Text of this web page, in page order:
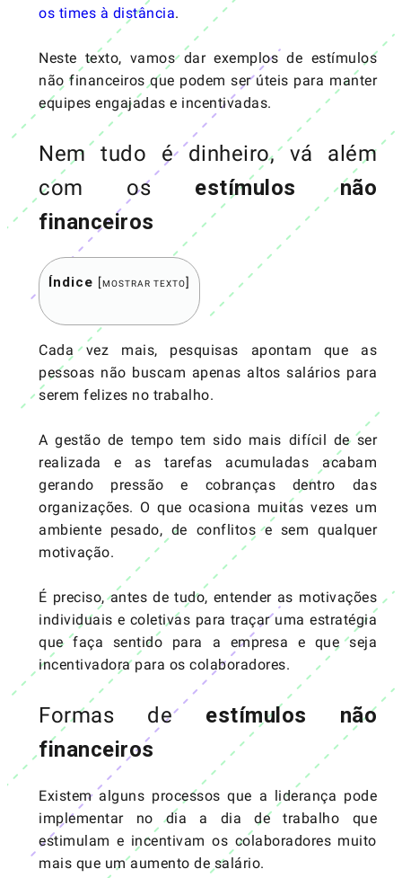
os times à distância.
Neste texto, vamos dar exemplos de estímulos
não financeiros que podem ser úteis para manter
equipes engajadas e incentivadas.
Nem tudo é dinheiro, vá além
com os estímulos não
financeiros
Índice [MOSTRAR TEXTO]
Cada vez mais, pesquisas apontam que as
pessoas não buscam apenas altos salários para
serem felizes no trabalho.
A gestão de tempo tem sido mais difícil de ser
realizada e as tarefas acumuladas acabam
gerando pressão e cobranças dentro das
organizações. O que ocasiona muitas vezes um
ambiente pesado, de conflitos e sem qualquer
motivação.
É preciso, antes de tudo, entender as motivações
individuais e coletivas para traçar uma estratégia
que faça sentido para a empresa e que seja
incentivadora para os colaboradores.
Formas de estímulos não
financeiros
Existem alguns processos que a liderança pode
implementar no dia a dia de trabalho que
estimulam e incentivam os colaboradores muito
mais que um aumento de salário.